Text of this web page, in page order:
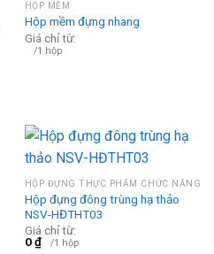
HỘP MỀM
Hộp mềm đựng nhang
Giá chỉ từ:
/1 hộp
HỘP ĐỰNG THỰC PHẨM CHỨC NĂNG
Hộp đựng đông trùng hạ thảo
NSV-HĐTHT03
Giá chỉ từ:
0₫ /1 hộp